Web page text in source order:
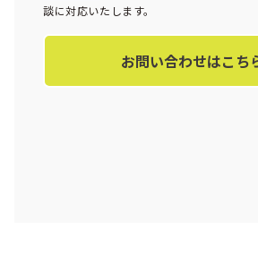
談に対応いたします。
お問い合わせはこち